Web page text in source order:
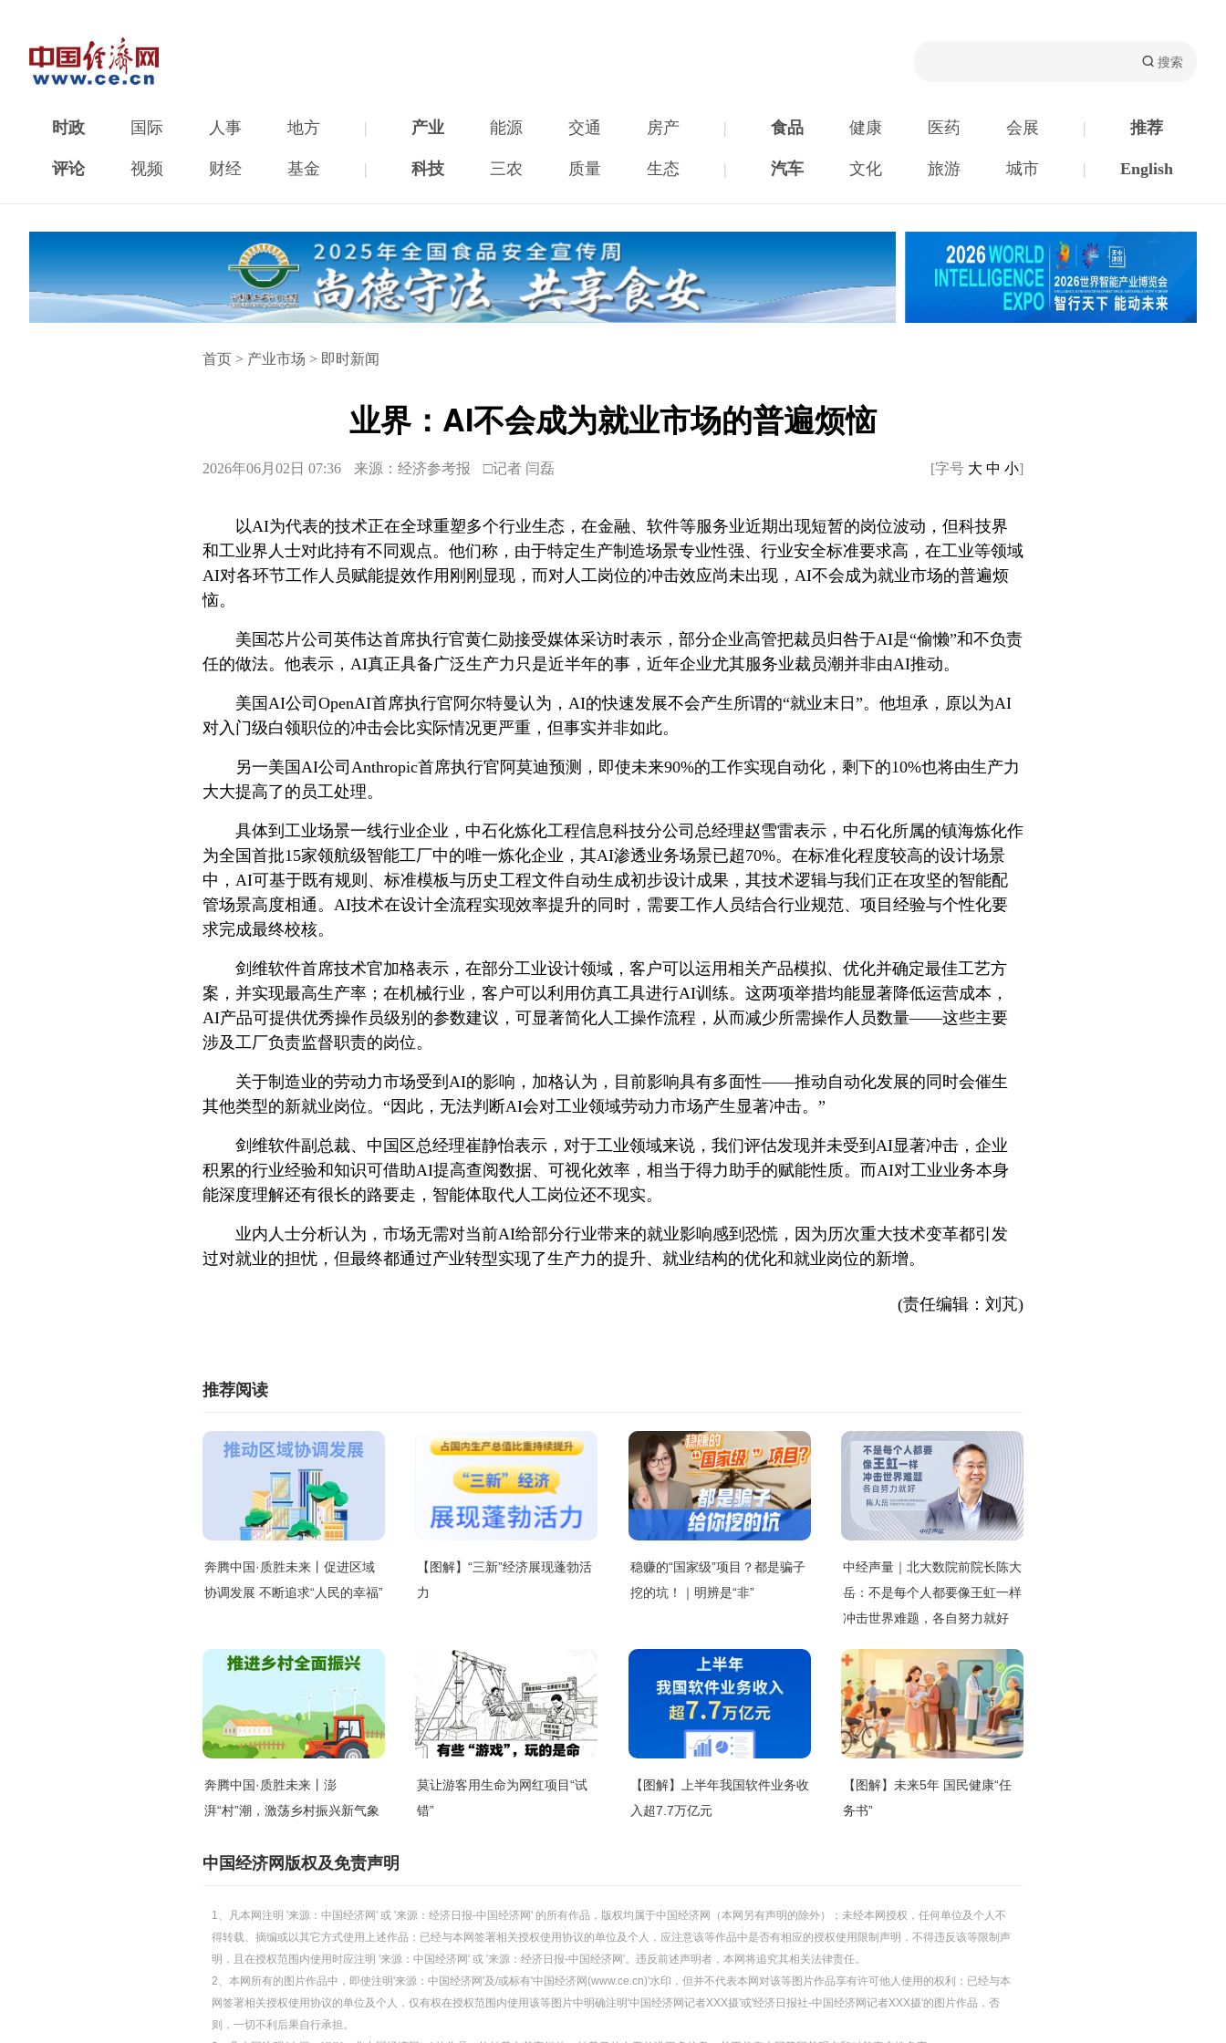
时政 国际 人事 地方 | 产业 能源 交通 房产 | 食品 健康 医药 会展 | 推荐
评论 视频 财经 基金 | 科技 三农 质量 生态 | 汽车 文化 旅游 城市 | English
首页 > 产业市场 > 即时新闻
业界：AI不会成为就业市场的普遍烦恼
2026年06月02日 07:36 来源：经济参考报 □记者 闫磊 [字号 大 中 小]
以AI为代表的技术正在全球重塑多个行业生态，在金融、软件等服务业近期出现短暂的岗位波动，但科技界
和工业界人士对此持有不同观点。他们称，由于特定生产制造场景专业性强、行业安全标准要求高，在工业等领域
AI对各环节工作人员赋能提效作用刚刚显现，而对人工岗位的冲击效应尚未出现，AI不会成为就业市场的普遍烦
恼。
美国芯片公司英伟达首席执行官黄仁勋接受媒体采访时表示，部分企业高管把裁员归咎于AI是“偷懒”和不负责
任的做法。他表示，AI真正具备广泛生产力只是近半年的事，近年企业尤其服务业裁员潮并非由AI推动。
美国AI公司OpenAI首席执行官阿尔特曼认为，AI的快速发展不会产生所谓的“就业末日”。他坦承，原以为AI
对入门级白领职位的冲击会比实际情况更严重，但事实并非如此。
另一美国AI公司Anthropic首席执行官阿莫迪预测，即使未来90%的工作实现自动化，剩下的10%也将由生产力
大大提高了的员工处理。
具体到工业场景一线行业企业，中石化炼化工程信息科技分公司总经理赵雪雷表示，中石化所属的镇海炼化作
为全国首批15家领航级智能工厂中的唯一炼化企业，其AI渗透业务场景已超70%。在标准化程度较高的设计场景
中，AI可基于既有规则、标准模板与历史工程文件自动生成初步设计成果，其技术逻辑与我们正在攻坚的智能配
管场景高度相通。AI技术在设计全流程实现效率提升的同时，需要工作人员结合行业规范、项目经验与个性化要
求完成最终校核。
剑维软件首席技术官加格表示，在部分工业设计领域，客户可以运用相关产品模拟、优化并确定最佳工艺方
案，并实现最高生产率；在机械行业，客户可以利用仿真工具进行AI训练。这两项举措均能显著降低运营成本，
AI产品可提供优秀操作员级别的参数建议，可显著简化人工操作流程，从而减少所需操作人员数量——这些主要
涉及工厂负责监督职责的岗位。
关于制造业的劳动力市场受到AI的影响，加格认为，目前影响具有多面性——推动自动化发展的同时会催生
其他类型的新就业岗位。“因此，无法判断AI会对工业领域劳动力市场产生显著冲击。”
剑维软件副总裁、中国区总经理崔静怡表示，对于工业领域来说，我们评估发现并未受到AI显著冲击，企业
积累的行业经验和知识可借助AI提高查阅数据、可视化效率，相当于得力助手的赋能性质。而AI对工业业务本身
能深度理解还有很长的路要走，智能体取代人工岗位还不现实。
业内人士分析认为，市场无需对当前AI给部分行业带来的就业影响感到恐慌，因为历次重大技术变革都引发
过对就业的担忧，但最终都通过产业转型实现了生产力的提升、就业结构的优化和就业岗位的新增。
(责任编辑：刘芃)
推荐阅读
奔腾中国·质胜未来丨促进区域
协调发展 不断追求“人民的幸福”
【图解】“三新”经济展现蓬勃活
力
稳赚的“国家级”项目？都是骗子
挖的坑！｜明辨是“非”
中经声量｜北大数院前院长陈大
岳：不是每个人都要像王虹一样
冲击世界难题，各自努力就好
奔腾中国·质胜未来丨澎
湃“村”潮，激荡乡村振兴新气象
莫让游客用生命为网红项目“试
错”
【图解】上半年我国软件业务收
入超7.7万亿元
【图解】未来5年 国民健康“任
务书”
中国经济网版权及免责声明
1、凡本网注明 '来源：中国经济网' 或 '来源：经济日报-中国经济网' 的所有作品，版权均属于中国经济网（本网另有声明的除外）；未经本网授权，任何单位及个人不
得转载、摘编或以其它方式使用上述作品；已经与本网签署相关授权使用协议的单位及个人，应注意该等作品中是否有相应的授权使用限制声明，不得违反该等限制声
明，且在授权范围内使用时应注明 '来源：中国经济网' 或 '来源：经济日报-中国经济网'。违反前述声明者，本网将追究其相关法律责任。
2、本网所有的图片作品中，即使注明'来源：中国经济网'及/或标有'中国经济网(www.ce.cn)'水印，但并不代表本网对该等图片作品享有许可他人使用的权利；已经与本
网签署相关授权使用协议的单位及个人，仅有权在授权范围内使用该等图片中明确注明'中国经济网记者XXX摄'或'经济日报社-中国经济网记者XXX摄'的图片作品，否
则，一切不利后果自行承担。